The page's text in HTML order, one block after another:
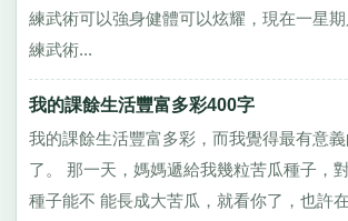
練武術可以強身健體可以炫耀，現在一星期
練武術...
我的課餘生活豐富多彩400字
我的課餘生活豐富多彩，而我覺得最有意
了。 那一天，媽媽遞給我幾粒苦瓜種子，
種子能不 能長成大苦瓜，就看你了，也許